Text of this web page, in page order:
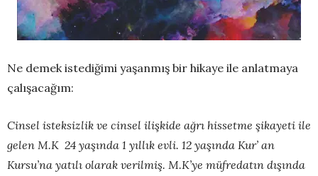
Ne demek istediğimi yaşanmış bir hikaye ile anlatmaya
çalışacağım:
Cinsel isteksizlik ve cinsel ilişkide ağrı hissetme şikayeti ile
gelen M.K 24 yaşında 1 yıllık evli. 12 yaşında Kur’ an
Kursu’na yatılı olarak verilmiş. M.K’ye müfredatın dışında